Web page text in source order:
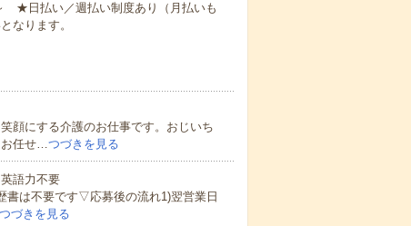
★日払い／週払い制度あり（月払いも
なります。
顔にする介護のお仕事です。おじいち
お任せ…つづきを見る
語力不要
は不要です▽応募後の流れ1)翌営業日
つづきを見る